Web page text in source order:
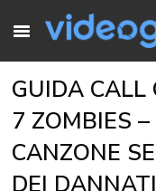
GUIDA CALL
7 ZOMBIES
CANZONE
DEI